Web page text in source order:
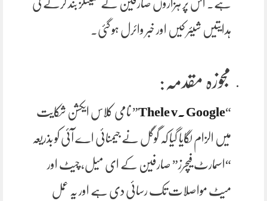
ہے۔ اس پر ہزاروں صارفین نے سیٹنگز بند کرنے کی
ہدایتیں شیئر کیں اور خبر وائرل ہو گئی۔
مجوزہ مقدمہ:
“
Thele v. Google” نامی کلاس ایکشن شکایت
میں الزام لگایا گیا کہ گوگل نے جیمنائی اے آئی کو بذریعہ
“اسمارٹ فیچرز” صارفین کے ای میل، چیٹ اور
میٹ مواصلات تک رسائی دی ہے اور یہ عمل